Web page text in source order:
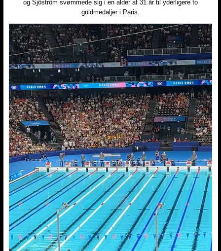
og Sjöström svømmede sig i en alder af 31 år til yderligere to
guldmedaljer i Paris.